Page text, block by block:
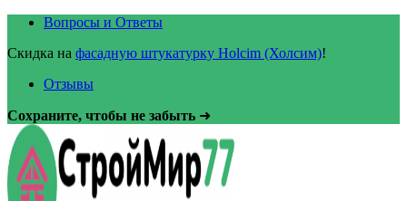
Вопросы и Ответы
Скидка на фасадную штукатурку Holcim (Холсим)!
Отзывы
Сохраните, чтобы не забыть ➜